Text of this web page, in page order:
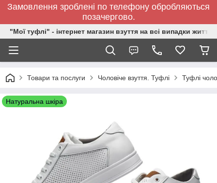
Замовлення зроблені по телефону обробляються
позачергово.
"Мої туфлі" - інтернет магазин взуття на всі випадки життя.
Товари та послуги Чоловіче взуття. Туфлі Туфлі
Натуральна шкіра